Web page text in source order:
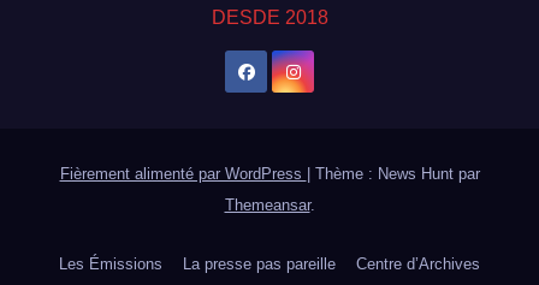
DESDE 2018
Fièrement alimenté par WordPress
Thème : News Hunt par
Themeansar.
Les Émissions La presse pas pareille Centre d’Archives